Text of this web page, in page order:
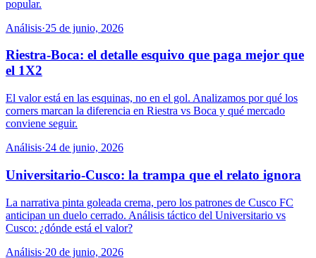
popular.
Análisis·25 de junio, 2026
Riestra-Boca: el detalle esquivo que paga mejor que
el 1X2
El valor está en las esquinas, no en el gol. Analizamos por qué los
corners marcan la diferencia en Riestra vs Boca y qué mercado
conviene seguir.
Análisis·24 de junio, 2026
Universitario-Cusco: la trampa que el relato ignora
La narrativa pinta goleada crema, pero los patrones de Cusco FC
anticipan un duelo cerrado. Análisis táctico del Universitario vs
Cusco: ¿dónde está el valor?
Análisis·20 de junio, 2026